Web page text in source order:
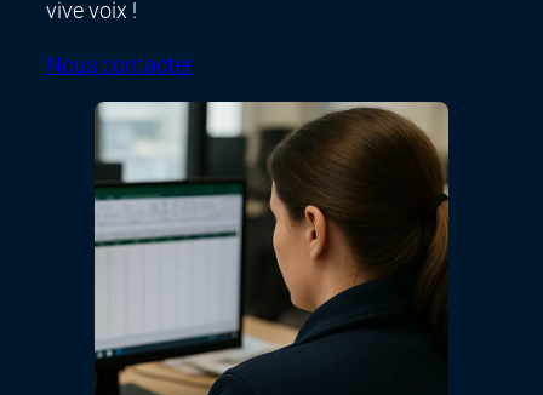
vive voix !
Nous contacter